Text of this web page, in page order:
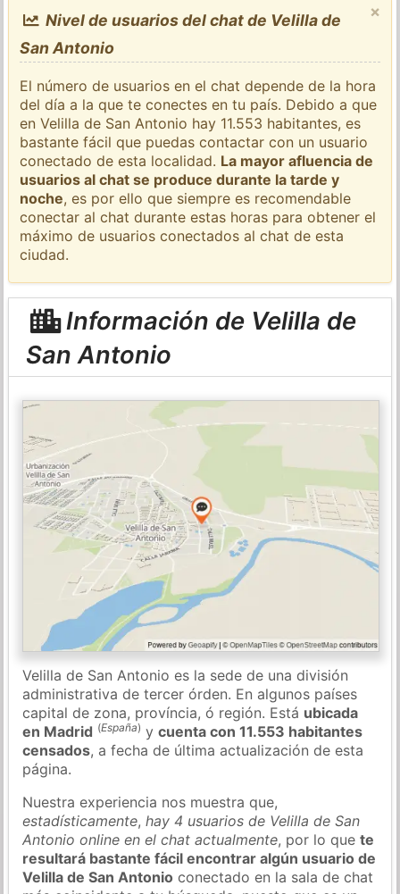
×
Nivel de usuarios del chat de Velilla de
San Antonio
El número de usuarios en el chat depende de la hora
del día a la que te conectes en tu país. Debido a que
en Velilla de San Antonio hay 11.553 habitantes, es
bastante fácil que puedas contactar con un usuario
conectado de esta localidad. La mayor afluencia de
usuarios al chat se produce durante la tarde y
noche, es por ello que siempre es recomendable
conectar al chat durante estas horas para obtener el
máximo de usuarios conectados al chat de esta
ciudad.
Información de Velilla de
San Antonio
Velilla de San Antonio es la sede de una división
administrativa de tercer órden. En algunos países
capital de zona, província, ó región. Está ubicada
en Madrid (España) ycuenta con 11.553 habitantes
censados, a fecha de última actualización de esta
página.
Nuestra experiencia nos muestra que,
estadísticamente,hay 4 usuarios de Velilla de San
Antonio online en el chat actualmente, por lo quete
resultará bastante fácil encontrar algún usuario de
Velilla de San Antonio conectado en la sala de chat